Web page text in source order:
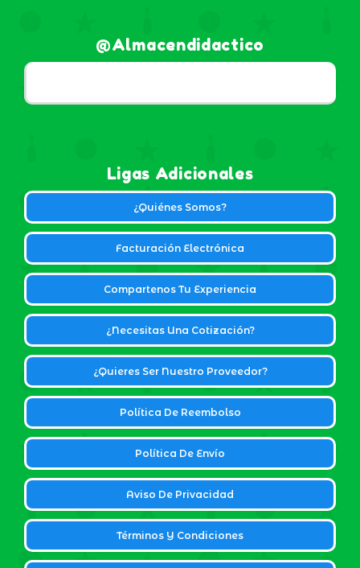
@almacendidactico
Ligas Adicionales
¿Quiénes Somos?
Facturación Electrónica
Compartenos Tu Experiencia
¿Necesitas Una Cotización?
¿Quieres Ser Nuestro Proveedor?
Política De Reembolso
Política De Envío
Aviso De Privacidad
Términos Y Condiciones